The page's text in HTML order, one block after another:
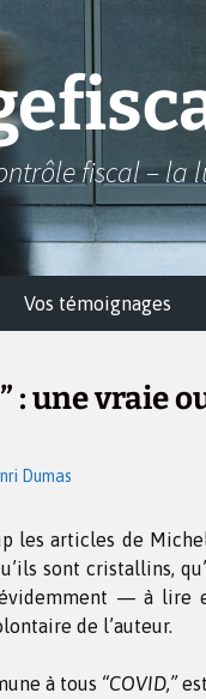
fiscal –
Vos témoignages
: une vraie
Dumas
les articles de
sont cristallins,
évidemment — à lire
de l’auteur.
à tous “COVID,”